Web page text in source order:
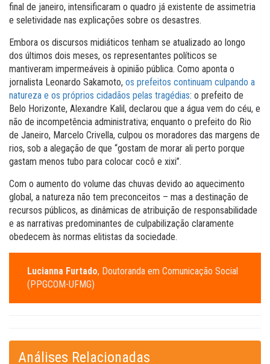
final de janeiro, intensificaram o quadro já existente de assimetria
e seletividade nas explicações sobre os desastres.
Embora os discursos midiáticos tenham se atualizado ao longo
dos últimos dois meses, os representantes políticos se
mantiveram impermeáveis à opinião pública. Como aponta o
jornalista Leonardo Sakamoto, os prefeitos continuam culpando a
natureza e os próprios cidadãos pelas tragédias: o prefeito de
Belo Horizonte, Alexandre Kalil, declarou que a água vem do céu, e
não de incompetência administrativa; enquanto o prefeito do Rio
de Janeiro, Marcelo Crivella, culpou os moradores das margens de
rios, sob a alegação de que “gostam de morar ali perto porque
gastam menos tubo para colocar cocô e xixi”.
Com o aumento do volume das chuvas devido ao aquecimento
global, a natureza não tem preconceitos – mas a destinação de
recursos públicos, as dinâmicas de atribuição de responsabilidade
e as narrativas predominantes de culpabilização claramente
obedecem às normas elitistas da sociedade.
Lucianna Furtado, Doutoranda em Comunicação Social
(PPGCOM-UFMG)
Análises Relacionadas